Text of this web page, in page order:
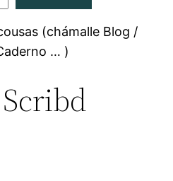
(chámalle Blog /
… )
Scribd